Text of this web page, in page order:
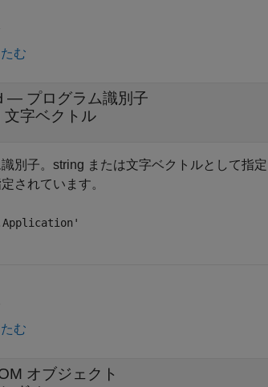
む
— プログラム識別子
文字ベクトル
別子。string または文字ベクトルとして指
されています。
む
オブジェクト